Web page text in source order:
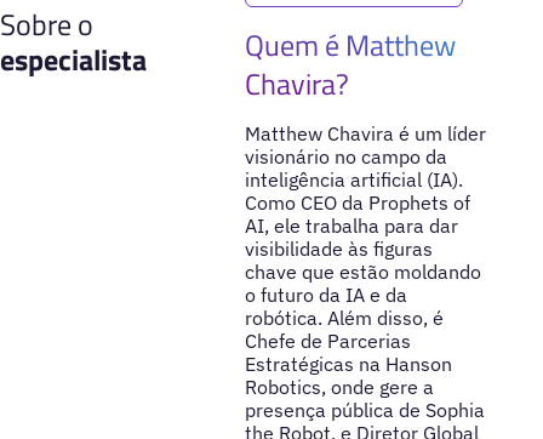
Sobre o
especialista
Quem é Matthew
Chavira?
Matthew Chavira é um líder
visionário no campo da
inteligência artificial (IA).
Como CEO da Prophets of
AI, ele trabalha para dar
visibilidade às figuras
chave que estão moldando
o futuro da IA e da
robótica. Além disso, é
Chefe de Parcerias
Estratégicas na Hanson
Robotics, onde gere a
presença pública de Sophia
the Robot, e Diretor Global